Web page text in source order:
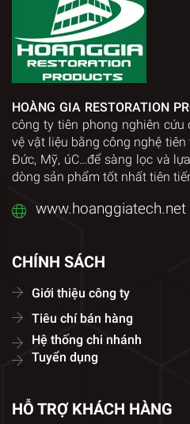
HOÀNG GIA RESTORATION
công ty tiên phong nghiên
vệ vật liệu bằng công nghệ
Đức, Mỹ, úC…để sàng lọc và
dòng sản phẩm tốt nhất tiên
www.hoanggiatech.net
CHÍNH SÁCH
Giới thiệu công ty
Tiêu chí bán hàng
Hệ thống chi nhánh
Tuyển dụng
HỖ TRỢ KHÁCH HÀNG